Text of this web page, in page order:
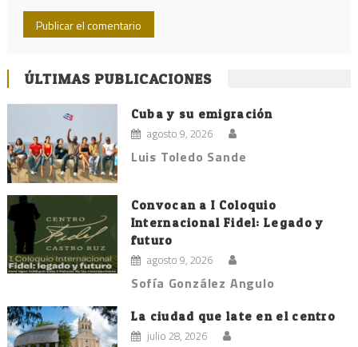
ÚLTIMAS PUBLICACIONES
Cuba y su emigración
agosto 9, 2026
Luis Toledo Sande
Convocan a I Coloquio
Internacional Fidel: Legado y
futuro
agosto 9, 2026
Sofía González Angulo
La ciudad que late en el centro
julio 28, 2026